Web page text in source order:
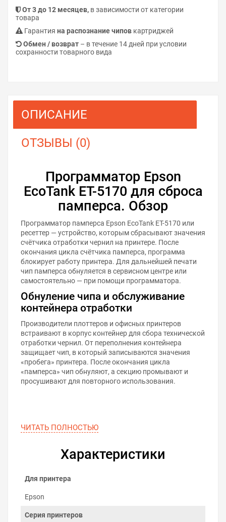
От 3 до 12 месяцев, в зависимости от категории
товара
Гарантия на распознание чипов картриджей
Обмен / возврат – в течение 14 дней при условии
сохранности товарного вида
ОПИСАНИЕ
ОТЗЫВЫ (0)
Программатор Epson
EcoTank ET-5170 для сброса
памперса. Обзор
Программатор памперса Epson EcoTank ET-5170 или
ресеттер — устройство, которым сбрасывают значения
счётчика отработки чернил на принтере. После
окончания цикла счётчика памперса, программа
блокирует работу принтера. Для дальнейшей печати
чип памперса обнуляется в сервисном центре или
самостоятельно — при помощи программатора.
Обнуление чипа и обслуживание
контейнера отработки
Производители плоттеров и офисных принтеров
встраивают в корпус контейнер для сбора технической
отработки чернил. От переполнения контейнера
защищает чип, в который записываются значения
«пробега» принтера. После окончания цикла
«памперса» чип обнуляют, а секцию промывают и
просушивают для повторного использования.
ЧИТАТЬ ПОЛНОСТЬЮ
Характеристики
Для принтера
Epson
Серия принтеров